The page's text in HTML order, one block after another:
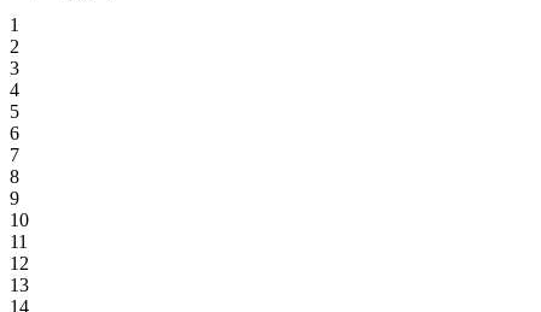
1
2
3
4
5
6
7
8
9
10
11
12
13
14